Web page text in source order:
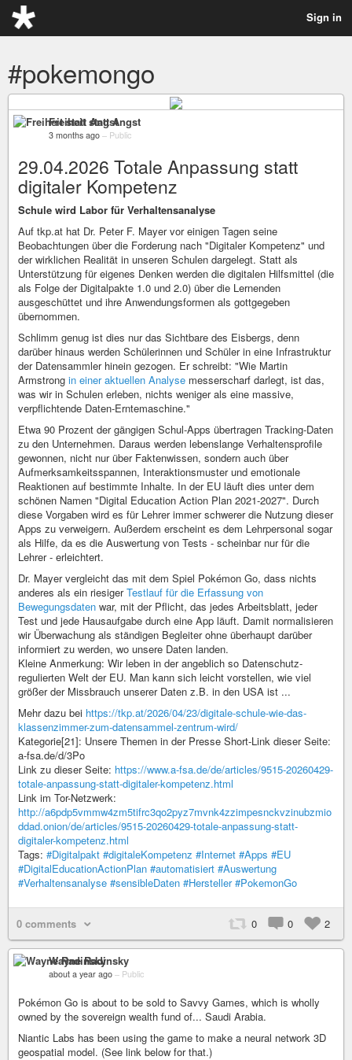
Sign in
#pokemongo
Freiheit statt Angst
3 months ago – Public
29.04.2026 Totale Anpassung statt
digitaler Kompetenz
Schule wird Labor für Verhaltensanalyse
Auf tkp.at hat Dr. Peter F. Mayer vor einigen Tagen seine
Beobachtungen über die Forderung nach "Digitaler Kompetenz" und
der wirklichen Realität in unseren Schulen dargelegt. Statt als
Unterstützung für eigenes Denken werden die digitalen Hilfsmittel (die
als Folge der Digitalpakte 1.0 und 2.0) über die Lernenden
ausgeschüttet und ihre Anwendungsformen als gottgegeben
übernommen.
Schlimm genug ist dies nur das Sichtbare des Eisbergs, denn
darüber hinaus werden Schülerinnen und Schüler in eine Infrastruktur
der Datensammler hinein gezogen. Er schreibt: "Wie Martin
Armstrong in einer aktuellen Analyse messerscharf darlegt, ist das,
was wir in Schulen erleben, nichts weniger als eine massive,
verpflichtende Daten-Erntemaschine."
Etwa 90 Prozent der gängigen Schul-Apps übertragen Tracking-Daten
zu den Unternehmen. Daraus werden lebenslange Verhaltensprofile
gewonnen, nicht nur über Faktenwissen, sondern auch über
Aufmerksamkeitsspannen, Interaktionsmuster und emotionale
Reaktionen auf bestimmte Inhalte. In der EU läuft dies unter dem
schönen Namen "Digital Education Action Plan 2021-2027". Durch
diese Vorgaben wird es für Lehrer immer schwerer die Nutzung dieser
Apps zu verweigern. Außerdem erscheint es dem Lehrpersonal sogar
als Hilfe, da es die Auswertung von Tests - scheinbar nur für die
Lehrer - erleichtert.
Dr. Mayer vergleicht das mit dem Spiel Pokémon Go, dass nichts
anderes als ein riesigerTestlauf für die Erfassung von
Bewegungsdaten war, mit der Pflicht, das jedes Arbeitsblatt, jeder
Test und jede Hausaufgabe durch eine App läuft. Damit normalisieren
wir Überwachung als ständigen Begleiter ohne überhaupt darüber
informiert zu werden, wo unsere Daten landen.
Kleine Anmerkung: Wir leben in der angeblich so Datenschutz-
regulierten Welt der EU. Man kann sich leicht vorstellen, wie viel
größer der Missbrauch unserer Daten z.B. in den USA ist ...
Mehr dazu bei https://tkp.at/2026/04/23/digitale-schule-wie-das-
klassenzimmer-zum-datensammel-zentrum-wird/
Kategorie[21]: Unsere Themen in der Presse Short-Link dieser Seite:
a-fsa.de/d/3Po
Link zu dieser Seite: https://www.a-fsa.de/de/articles/9515-20260429-
totale-anpassung-statt-digitaler-kompetenz.html
Link im Tor-Netzwerk:
http://a6pdp5vmmw4zm5tifrc3qo2pyz7mvnk4zzimpesnckvzinubzmio
ddad.onion/de/articles/9515-20260429-totale-anpassung-statt-
digitaler-kompetenz.html
Tags: #Digitalpakt #digitaleKompetenz #Internet #Apps #EU
#DigitalEducationActionPlan #automatisiert #Auswertung
#Verhaltensanalyse #sensibleDaten #Hersteller #PokemonGo
0 comments 0 0 2
Wayne Radinsky
about a year ago – Public
Pokémon Go is about to be sold to Savvy Games, which is wholly
owned by the sovereign wealth fund of... Saudi Arabia.
Niantic Labs has been using the game to make a neural network 3D
geospatial model. (See link below for that.)